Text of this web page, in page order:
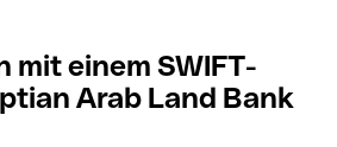
mit einem SWIFT-
Arab Land Bank